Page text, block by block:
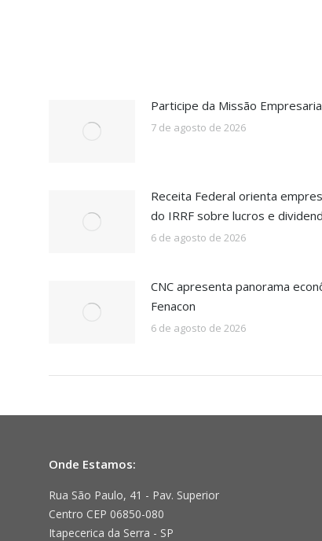
Participe da Missão
7 de agosto de 2026
Receita Federal orienta
do IRRF sobre lucros e
6 de agosto de 2026
CNC apresenta panorama
Fenacon
6 de agosto de 2026
Onde Estamos:
Rua São Paulo, 41 - Pav. Superior
Centro CEP 06850-080
Itapecerica da Serra - SP